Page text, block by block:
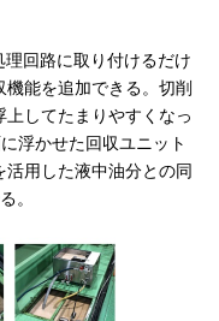
回路に取り付けるだけ
能を追加できる。切削
してたまりやすくなっ
浮かせた回収ユニット
用した液中油分との同
。